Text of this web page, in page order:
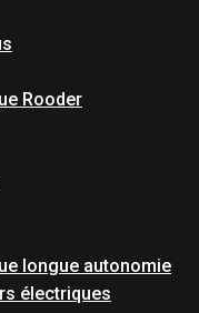
Rooder
longue autonomie
électriques